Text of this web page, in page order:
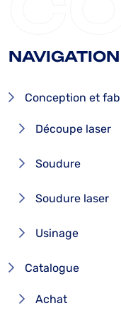
NAVIGATION
Conception et
Découpe laser
Soudure
Soudure laser
Usinage
Catalogue
Achat